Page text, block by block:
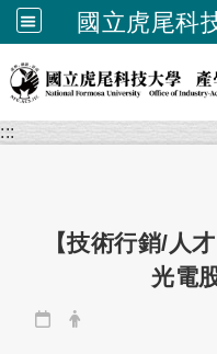
國立虎尾科
跳
:::
【技術行銷/人
光電
日期：發布者：